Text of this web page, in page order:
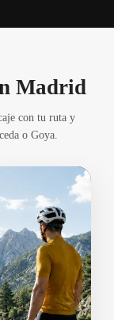
Madrid
con tu ruta y
o Goya.